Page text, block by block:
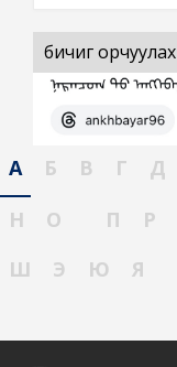
бичиг орчуулах
А Б В Г Д
Н
О П Р
Ш
Э Ю Я